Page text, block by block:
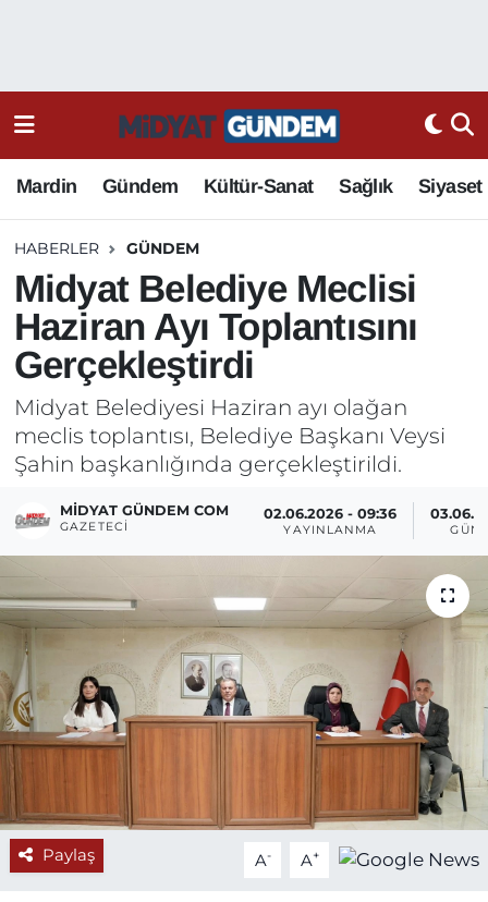
Mardin Gündem Kültür-Sanat Sağlık Siyaset
HABERLER GÜNDEM
Midyat Belediye Meclisi
Haziran Ayı Toplantısını
Gerçekleştirdi
Midyat Belediyesi Haziran ayı olağan
meclis toplantısı, Belediye Başkanı Veysi
Şahin başkanlığında gerçekleştirildi.
MIDYAT GÜNDEM COM
GAZETECI
02.06.2026 - 09:36
YAYINLANMA
Paylaş A- A+